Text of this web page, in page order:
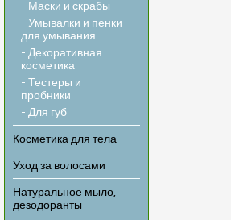
- Маски и скрабы
- Умывалки и пенки
для умывания
- Декоративная
косметика
- Тестеры и
пробники
- Для губ
Косметика для тела
Уход за волосами
Натуральное мыло,
дезодоранты